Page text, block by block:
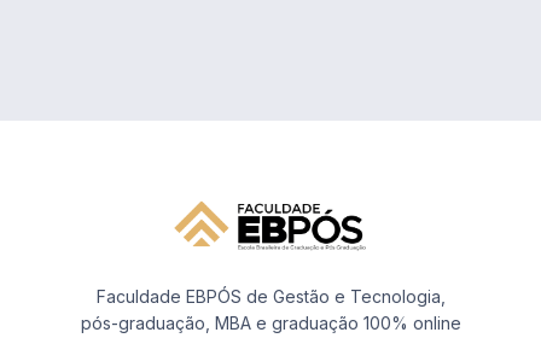
Faculdade EBPÓS de Gestão e Tecnologia,
pós-graduação, MBA e graduação 100% online